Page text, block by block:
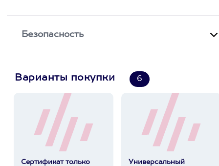
Безопасность
Варианты покупки 6
Сертификат только
Универсальный